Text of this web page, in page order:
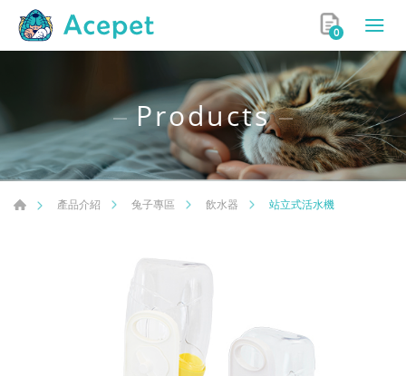
0
Products
產品介紹 兔子專區 飲水器 站立式活水機